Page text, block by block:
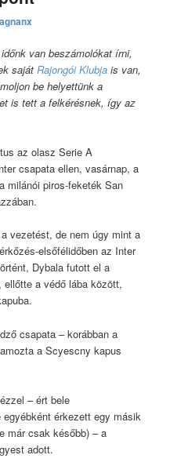
van beszámolókat írni,
sajátRajongói Klubja is van,
be helyettünk a
is tett a felkérésnek, így az
az olasz Serie A
csapata ellen, vasárnap, a
milánói piros-feketék San
vezetést, de nem úgy mint a
elsőfélidőben az Inter
Dybala futott el a
a védő lába között,
csapata – korábban a
a Scyescny kapus
– ért bele
érkezett egy másik
már csak később) – a
adott.